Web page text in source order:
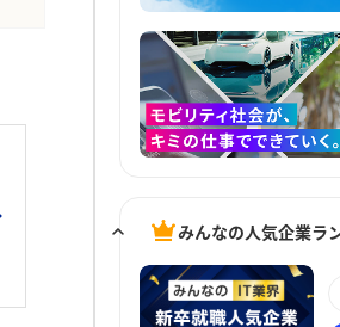
みんなの人気企業ラ